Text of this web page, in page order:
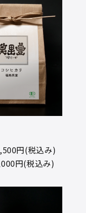
円(税込み)
円(税込み)